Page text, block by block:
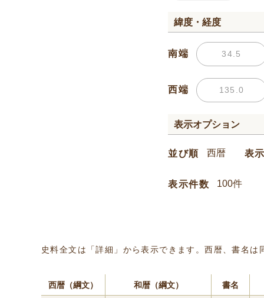
緯度・経度
南端
西端
表示オプション
並び順 表
表示件数
史料全文は「詳細」から表示できます。西暦、書名
西暦（綱文） 和暦（綱文） 書名